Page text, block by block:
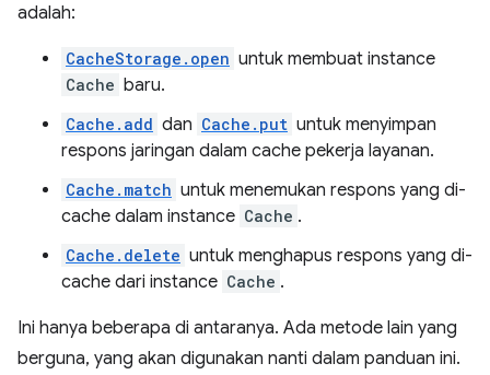
adalah:
CacheStorage.open untuk membuat instance
Cache baru.
Cache.add dan Cache.put untuk menyimpan
respons jaringan dalam cache pekerja layanan.
Cache.match untuk menemukan respons yang di-
cache dalam instance Cache .
Cache.delete untuk menghapus respons yang di-
cache dari instance Cache .
Ini hanya beberapa di antaranya. Ada metode lain yang
berguna, yang akan digunakan nanti dalam panduan ini.